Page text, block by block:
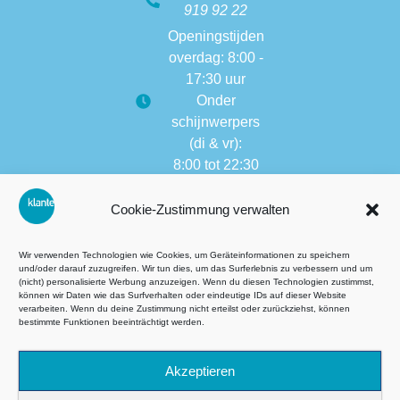
Cookie-Zustimmung verwalten
Wir verwenden Technologien wie Cookies, um Geräteinformationen zu speichern
und/oder darauf zuzugreifen. Wir tun dies, um das Surferlebnis zu verbessern und um
(nicht) personalisierte Werbung anzuzeigen. Wenn du diesen Technologien zustimmst,
können wir Daten wie das Surfverhalten oder eindeutige IDs auf dieser Website
verarbeiten. Wenn du deine Zustimmung nicht erteilst oder zurückziehst, können
bestimmte Funktionen beeinträchtigt werden.
Akzeptieren
919 92 22
Openingstijden
overdag: 8:00 -
17:30 uur
Onder
schijnwerpers
(di & vr):
8:00 tot 22:30
van andere
8:00 tot 17:30
Algemene voorwaarden (AVG)
Datenschutz
Impressie